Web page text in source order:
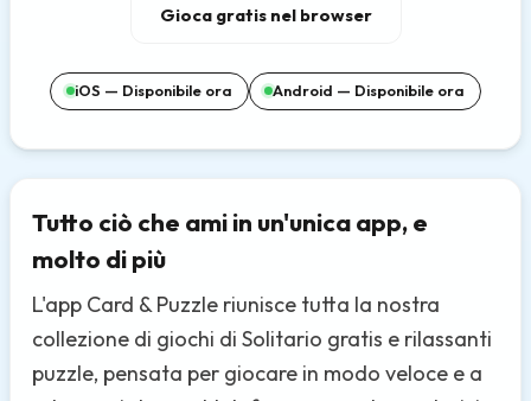
Gioca gratis nel browser
iOS — Disponibile ora Android — Disponibile ora
Tutto ciò che ami in un'unica app, e
molto di più
L'app Card & Puzzle riunisce tutta la nostra
collezione di giochi di Solitario gratis e rilassanti
puzzle, pensata per giocare in modo veloce e a